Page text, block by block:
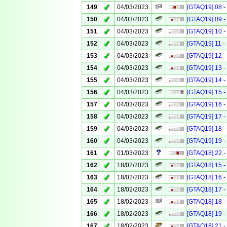
149
✓ 04/03/2023
[GTAQ19] 08
150
✓ 04/03/2023
[GTAQ19] 09
151
✓ 04/03/2023
[GTAQ19] 10
152
✓ 04/03/2023
[GTAQ19] 11
153
✓ 04/03/2023
[GTAQ19] 12
154
✓ 04/03/2023
[GTAQ19] 13
155
✓ 04/03/2023
[GTAQ19] 14
156
✓ 04/03/2023
[GTAQ19] 15
157
✓ 04/03/2023
[GTAQ19] 16
158
✓ 04/03/2023
[GTAQ19] 17
159
✓ 04/03/2023
[GTAQ19] 18
160
✓ 04/03/2023
[GTAQ19] 19
161
✓ 01/03/2023
[GTAQ18] 22
162
✓ 18/02/2023
[GTAQ18] 15
163
✓ 18/02/2023
[GTAQ18] 16
164
✓ 18/02/2023
[GTAQ18] 17
165
✓ 18/02/2023
[GTAQ18] 18
166
✓ 18/02/2023
[GTAQ18] 19